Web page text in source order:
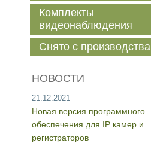
Комплекты
видеонаблюдения
Снято с производства
НОВОСТИ
21.12.2021
Новая версия программного
обеспечения для IP камер и
регистраторов